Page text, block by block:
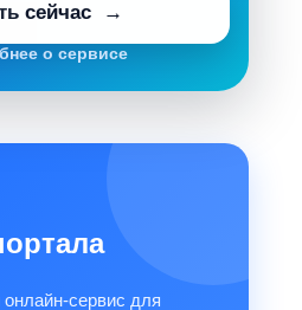
сейчас
о сервисе
сервис для